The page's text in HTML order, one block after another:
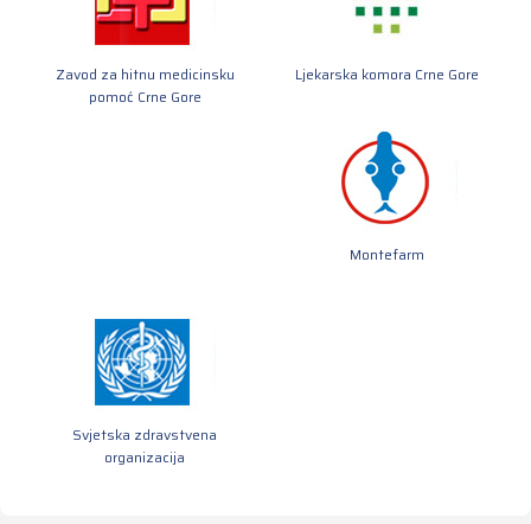
Zavod za hitnu medicinsku
pomoć Crne Gore
Ljekarska komora Crne Gore
Montefarm
Svjetska zdravstvena
organizacija